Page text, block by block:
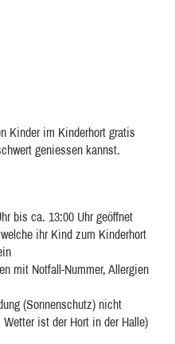
Kinder im Kinderhort gratis
geniessen kannst.
bis ca. 13:00 Uhr geöffnet
ihr Kind zum Kinderhort
mit Notfall-Nummer, Allergien
(Sonnenschutz) nicht
ist der Hort in der Halle)